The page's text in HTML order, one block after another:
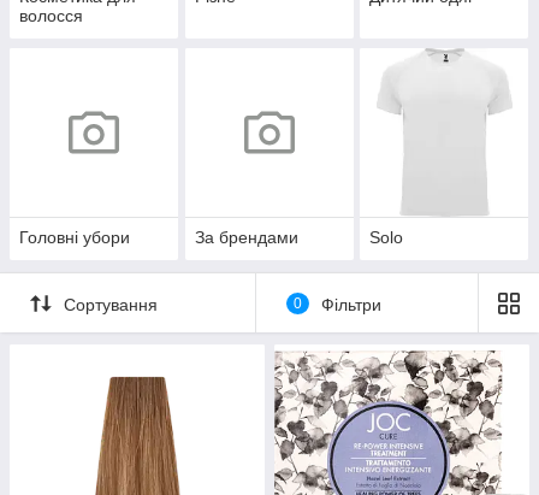
волосся
Головні убори За брендами Solo
Сортування 0 Фільтри